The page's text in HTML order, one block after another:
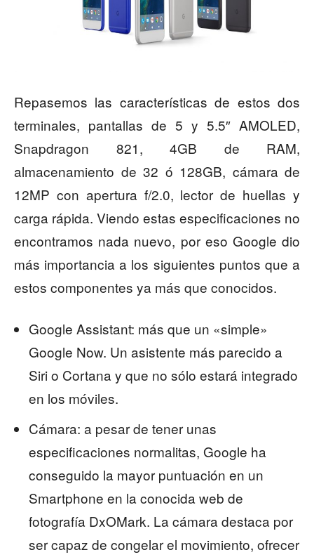
Repasemos las características de estos dos
terminales, pantallas de 5 y 5.5″ AMOLED,
Snapdragon 821, 4GB de RAM,
almacenamiento de 32 ó 128GB, cámara de
12MP con apertura f/2.0, lector de huellas y
carga rápida. Viendo estas especificaciones no
encontramos nada nuevo, por eso Google dio
más importancia a los siguientes puntos que a
estos componentes ya más que conocidos.
Google Assistant: más que un «simple»
Google Now. Un asistente más parecido a
Siri o Cortana y que no sólo estará integrado
en los móviles.
Cámara: a pesar de tener unas
especificaciones normalitas, Google ha
conseguido la mayor puntuación en un
Smartphone en la conocida web de
fotografía DxOMark. La cámara destaca por
ser capaz de congelar el movimiento, ofrecer